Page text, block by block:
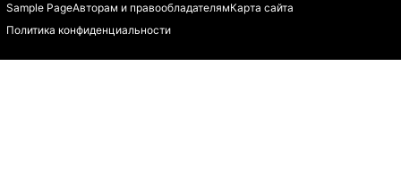
Sample PageАвторам и правообладателямКарта сайта
Политика конфиденциальности